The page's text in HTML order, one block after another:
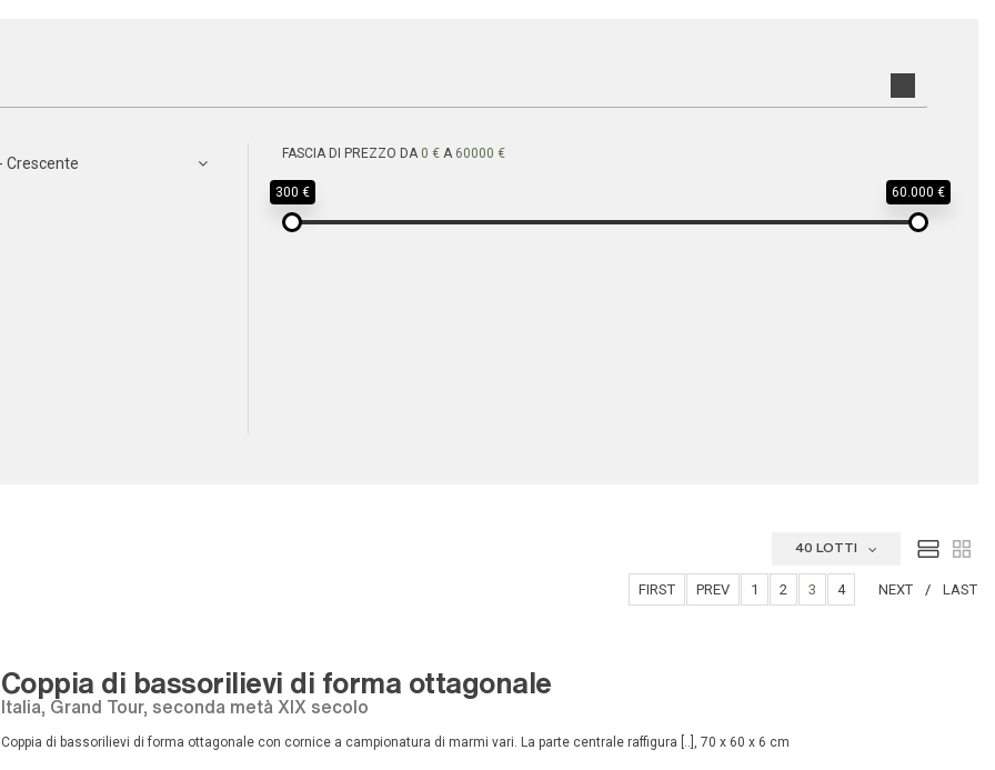
FASCIA DI PREZZO DA 0 € A 60000 €
300 € 60.000 €
Crescente
40 LOTTI
FIRST PREV 1 2 3 4 NEXT LAST
Coppia di bassorilievi di forma ottagonale
Italia, Grand Tour, seconda metà XIX secolo
Coppia di bassorilievi di forma ottagonale con cornice a campionatura di marmi vari. La parte centrale raffigura [..], 70 x 60 x 6 cm